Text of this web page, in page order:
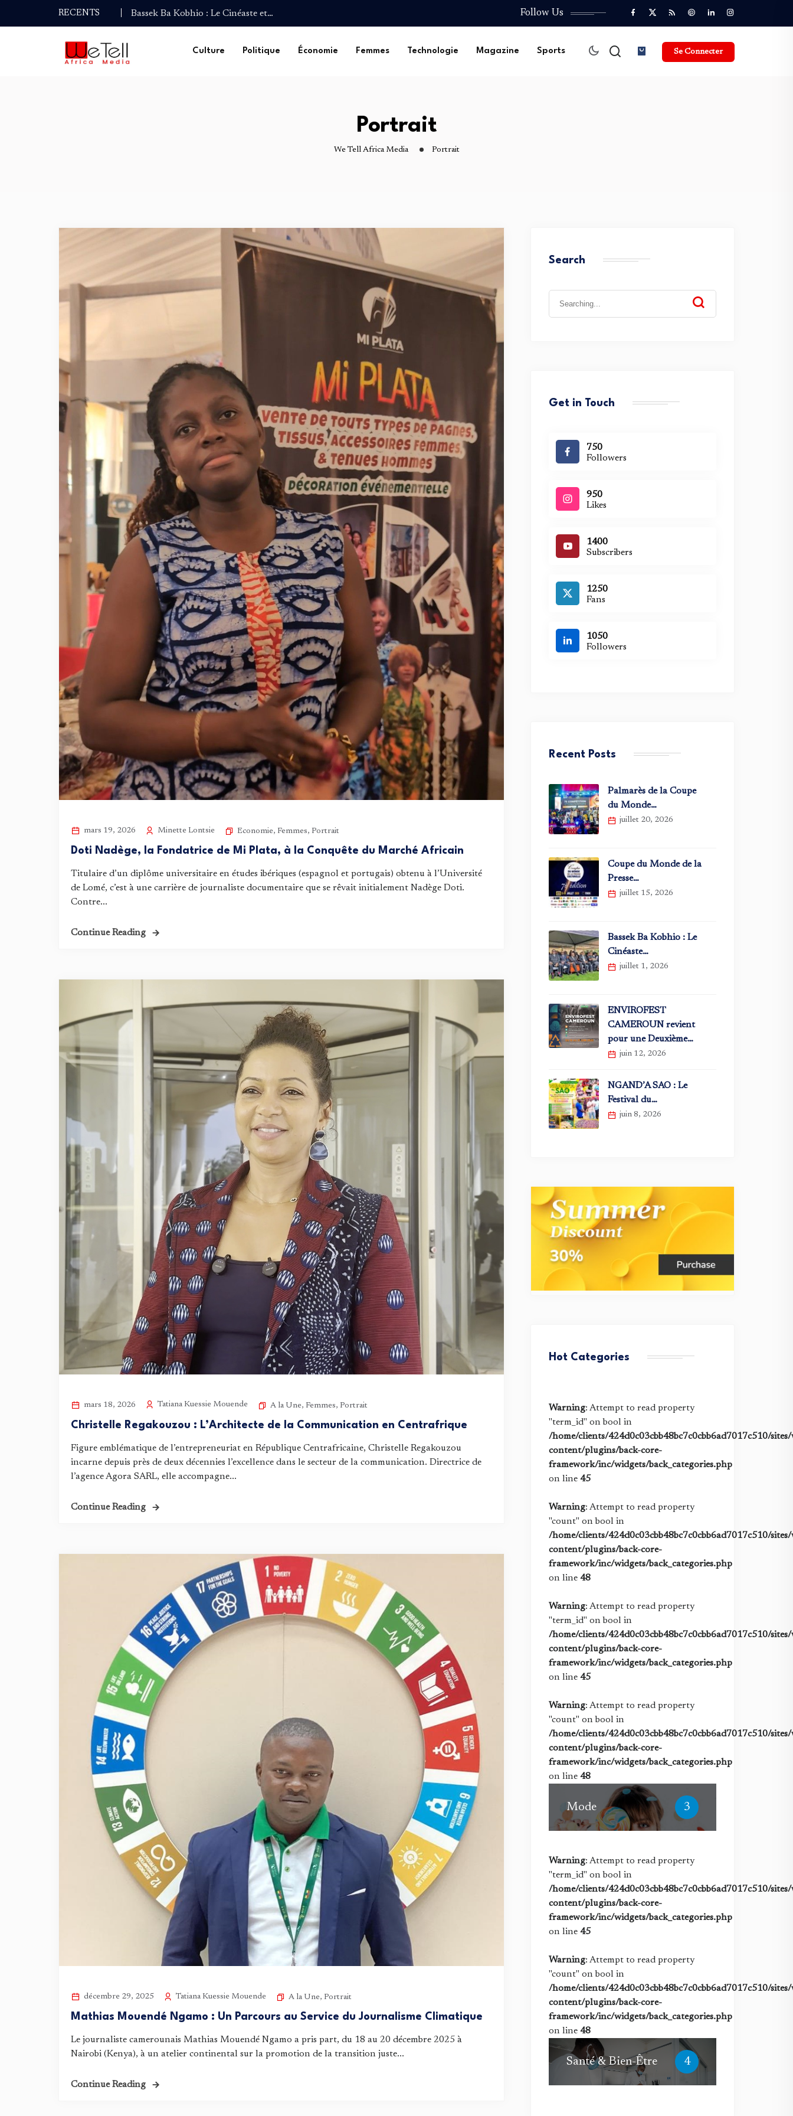
RECENTS
ENVIROFEST CAMEROUN revient pour une Deuxième
édition…
Palmarès de la Coupe du Monde de…
Follow Us
Culture Politique Économie Femmes Technologie Magazine Sports Se Connecter
Portrait
We Tell Africa Media Portrait
mars 19, 2026 Minette Lontsie Economie, Femmes, Portrait
Doti Nadège, la Fondatrice de Mi Plata, à la Conquête du Marché Africain
Titulaire d’un diplôme universitaire en études ibériques (espagnol et portugais) obtenu à l’Université
de Lomé, c’est à une carrière de journaliste documentaire que se rêvait initialement Nadège Doti.
Contre...
Continue Reading
mars 18, 2026 Tatiana Kuessie Mouende A la Une, Femmes, Portrait
Christelle Regakouzou : L’Architecte de la Communication en Centrafrique
Figure emblématique de l’entrepreneuriat en République Centrafricaine, Christelle Regakouzou
incarne depuis près de deux décennies l’excellence dans le secteur de la communication. Directrice de
l’agence Agora SARL, elle accompagne...
Continue Reading
décembre 29, 2025 Tatiana Kuessie Mouende A la Une, Portrait
Mathias Mouendé Ngamo : Un Parcours au Service du Journalisme Climatique
Le journaliste camerounais Mathias Mouendé Ngamo a pris part, du 18 au 20 décembre 2025 à
Nairobi (Kenya), à un atelier continental sur la promotion de la transition juste...
Continue Reading
Search
Get in Touch
750
Followers
950
Likes
1400
Subscribers
1250
Fans
1050
Followers
Recent Posts
Palmarès de la Coupe
du Monde…
juillet 20, 2026
Coupe du Monde de la
Presse…
juillet 15, 2026
Bassek Ba Kobhio : Le
Cinéaste…
juillet 1, 2026
ENVIROFEST
CAMEROUN revient
pour une Deuxième…
juin 12, 2026
NGAND’A SAO : Le
Festival du…
juin 8, 2026
Hot Categories
Warning: Attempt to read property
"term_id" on bool in
/home/clients/424d0c03cbb48bc7c0cbb6ad7017c510/
content/plugins/back-core-
framework/inc/widgets/back_categories.php
on line 45
Warning: Attempt to read property
"count" on bool in
/home/clients/424d0c03cbb48bc7c0cbb6ad7017c510/
content/plugins/back-core-
framework/inc/widgets/back_categories.php
on line 48
Warning: Attempt to read property
"term_id" on bool in
/home/clients/424d0c03cbb48bc7c0cbb6ad7017c510/
content/plugins/back-core-
framework/inc/widgets/back_categories.php
on line 45
Warning: Attempt to read property
"count" on bool in
/home/clients/424d0c03cbb48bc7c0cbb6ad7017c510/
content/plugins/back-core-
framework/inc/widgets/back_categories.php
on line 48
Mode 3
Warning: Attempt to read property
"term_id" on bool in
/home/clients/424d0c03cbb48bc7c0cbb6ad7017c510/
content/plugins/back-core-
framework/inc/widgets/back_categories.php
on line 45
Warning: Attempt to read property
"count" on bool in
/home/clients/424d0c03cbb48bc7c0cbb6ad7017c510/
content/plugins/back-core-
framework/inc/widgets/back_categories.php
on line 48
Santé & Bien-Être 4